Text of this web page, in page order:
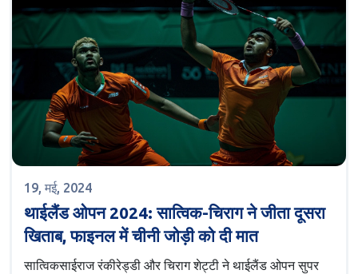
19, मई, 2024
थाईलैंड ओपन 2024: सात्विक-चिराग ने जीता दूसरा
खिताब, फाइनल में चीनी जोड़ी को दी मात
सात्विकसाईराज रंकीरेड्डी और चिराग शेट्टी ने थाईलैंड ओपन सुपर